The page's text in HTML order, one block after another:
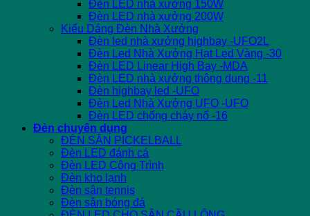
Đèn LED nhà xưởng 150W
Đèn LED nhà xưởng 200W
Kiểu Dáng Đèn Nhà Xưởng
Đèn led nhà xưởng highbay -UFO2L
Đèn Led Nhà Xưởng Hạt Led Vàng -30
Đèn LED Linear High Bay -MDA
Đèn LED nhà xưởng thông dụng -11
Đèn highbay led -UFO
Đèn Led Nhà Xưởng UFO -UFO
Đèn LED chống cháy nổ -16
Đèn chuyên dụng
ĐÈN SÂN PICKELBALL
Đèn LED đánh cá
Đèn LED Công Trình
Đèn kho lạnh
Đèn sân tennis
Đèn sân bóng đá